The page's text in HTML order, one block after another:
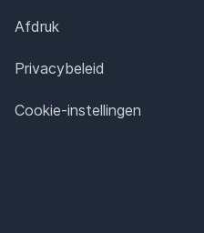
Afdruk
Privacybeleid
Cookie-instellingen